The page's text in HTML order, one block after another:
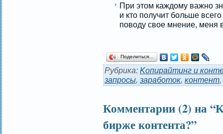
При этом каждому важно
и кто получит больше
поводу свое мнение, меня
Поделиться…
Рубрика: Kопирайтинг и
запросы, заработок, контент,
Комментарии (2) на
бирже контента?”